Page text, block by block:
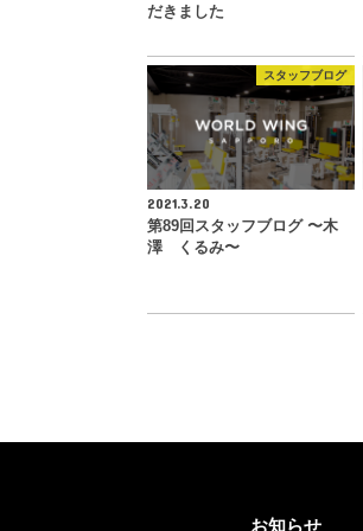
だきました
スタッフブログ
2021.3.20
第89回スタッフブログ 〜木
澤 くるみ〜
お知らせ